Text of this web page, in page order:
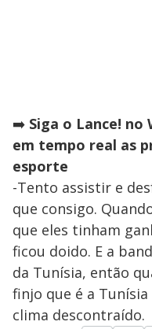
➡️ Siga o Lance! no
em tempo real as
esporte
-Tento assistir e
que consigo.
que eles tinham
ficou doido. E a
da Tunísia, então
finjo que é a
clima descontraído.